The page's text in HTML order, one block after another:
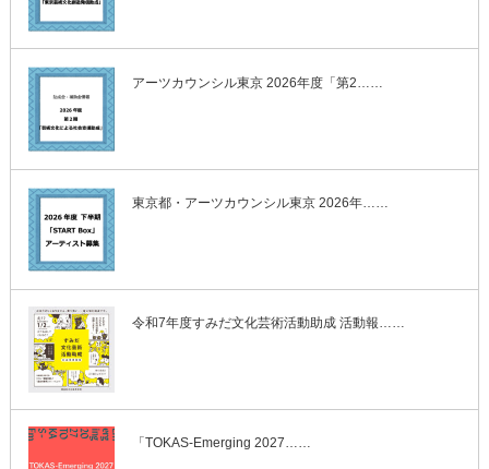
アーツカウンシル東京 2026年度「第2……
東京都・アーツカウンシル東京 2026年……
令和7年度すみだ文化芸術活動助成 活動報……
「TOKAS-Emerging 2027……